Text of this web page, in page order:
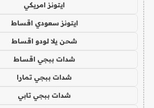
ايتونز امريكي
ايتونز سعودي اقساط
شحن يلا لودو اقساط
شدات ببجي اقساط
شدات ببجي تمارا
شدات ببجي تابي